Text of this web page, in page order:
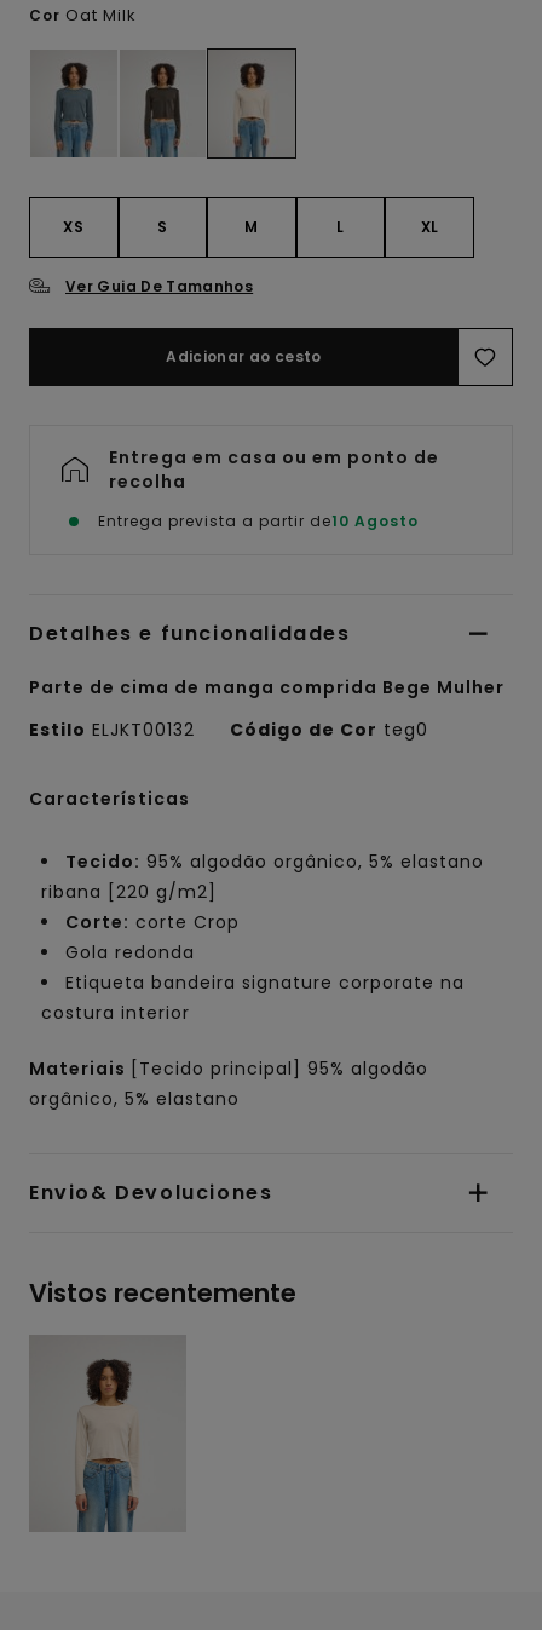
Cor Oat Milk
XS S M L XL
Ver Guia De Tamanhos
Adicionar ao cesto
Entrega em casa ou em ponto de
recolha
Entrega prevista a partir de10 Agosto
Detalhes e funcionalidades
Parte de cima de manga comprida Bege Mulher
Estilo ELJKT00132 Código de Cor teg0
Características
Tecido: 95% algodão orgânico, 5% elastano
ribana [220 g/m2]
Corte: corte Crop
Gola redonda
Etiqueta bandeira signature corporate na
costura interior
Materiais
[Tecido principal] 95% algodão
orgânico, 5% elastano
Envio& Devoluciones
Vistos recentemente